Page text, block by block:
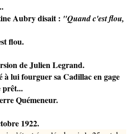
Aubry disait : "Quand c'est flou,
flou.
de Julien Legrand.
à lui fourguer sa Cadillac en gage
prêt...
Quémeneur.
1922.